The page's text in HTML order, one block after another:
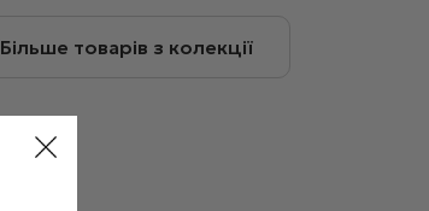
Більше товарів з колекції